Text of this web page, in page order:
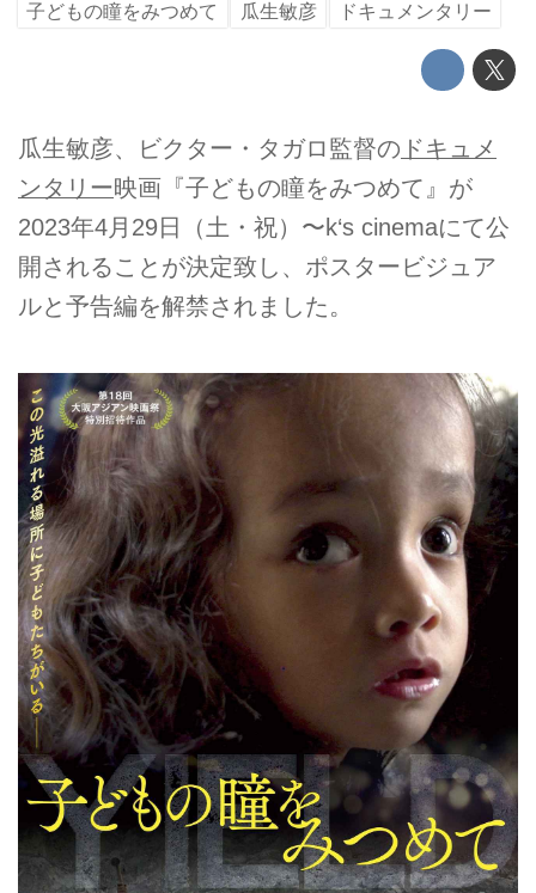
子どもの瞳をみつめて 瓜生敏彦 ドキュメンタリー
瓜生敏彦、ビクター・タガロ監督の ドキュメ
ンタリー映画『子どもの瞳をみつめて』が
2023年4月29日（土・祝）〜k‘s cinemaにて公
開されることが決定致し、ポスタービジュア
ルと予告編を解禁されました。